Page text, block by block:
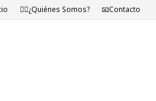
🤷‍♂️¿Quiénes Somos? 📧Contacto